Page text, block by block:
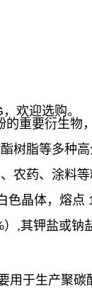
欢迎选购。
重要衍生物
树脂等多种
农药、涂料
色晶体，熔
,其钾盐或钠
用于生产聚碳